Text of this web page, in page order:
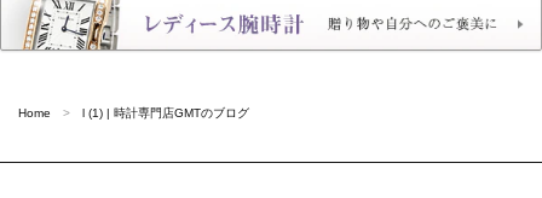
Home l (1) | 時計専門店GMTのブログ